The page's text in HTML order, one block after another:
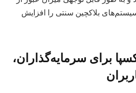
بلاکچین سنتی را افزایش
برای سرمایه‌گذاران،